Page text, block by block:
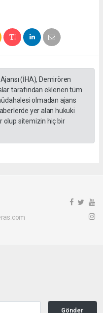
(İHA), Demirören
tarafından eklenen tüm
olmadan ajans
yer alan hukuki
olup sitemizin hiç bir
Gönder